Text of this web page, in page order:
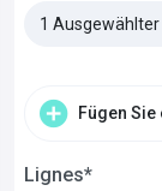
1
Fügen
Lignes*